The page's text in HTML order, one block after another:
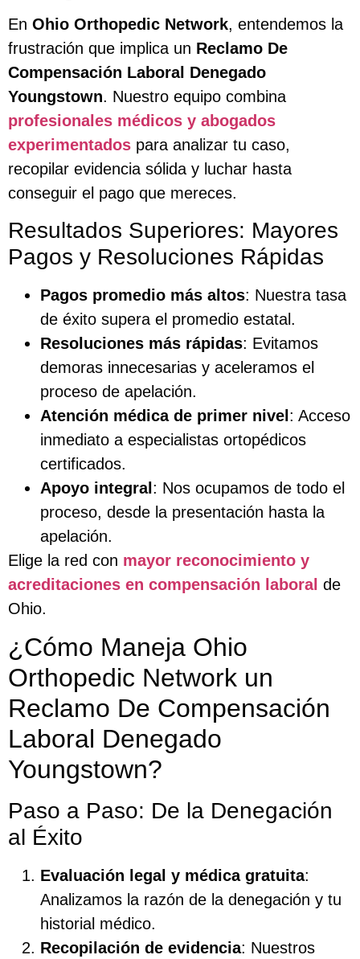
En Ohio Orthopedic Network, entendemos la
frustración que implica un Reclamo De
Compensación Laboral Denegado
Youngstown. Nuestro equipo combina
profesionales médicos y abogados
experimentados para analizar tu caso,
recopilar evidencia sólida y luchar hasta
conseguir el pago que mereces.
Resultados Superiores: Mayores
Pagos y Resoluciones Rápidas
Pagos promedio más altos: Nuestra tasa
de éxito supera el promedio estatal.
Resoluciones más rápidas: Evitamos
demoras innecesarias y aceleramos el
proceso de apelación.
Atención médica de primer nivel : Acceso
inmediato a especialistas ortopédicos
certificados.
Apoyo integral : Nos ocupamos de todo el
proceso, desde la presentación hasta la
apelación.
Elige la red con mayor reconocimiento y
acreditaciones en compensación laboral de
Ohio.
¿Cómo Maneja Ohio
Orthopedic Network un
Reclamo De Compensación
Laboral Denegado
Youngstown?
Paso a Paso: De la Denegación
al Éxito
Evaluación legal y médica gratuita:
Analizamos la razón de la denegación y tu
historial médico.
Recopilación de evidencia: Nuestros